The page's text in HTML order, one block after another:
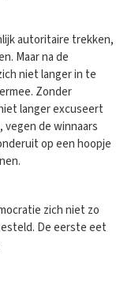
autoritaire trekken,
Maar na de
niet langer in te
Zonder
langer excuseert
de winnaars
op een hoopje
zich niet zo
De eerste eet